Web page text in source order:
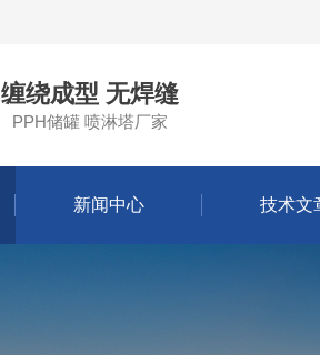
缠绕成型 无焊缝
PPH储罐 喷淋塔厂家
新闻中心 技术文